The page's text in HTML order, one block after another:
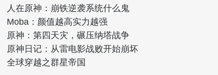
人在原神：崩铁逆袭系统什么鬼
Moba：颜值越高实力越强
原神：第四天灾，碾压纳塔战争
原神日记：从雷电影战败开始崩坏
全球穿越之群星帝国